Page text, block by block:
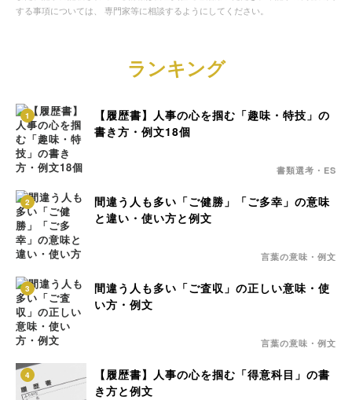
する事項については、 専門家等に相談するようにしてください。
ランキング
1
【履歴書】人事の心を掴む「趣味・特技」の
書き方・例文18個
書類選考・ES
2
間違う人も多い「ご健勝」「ご多幸」の意味
と違い・使い方と例文
言葉の意味・例文
3
間違う人も多い「ご査収」の正しい意味・使
い方・例文
言葉の意味・例文
4
【履歴書】人事の心を掴む「得意科目」の書
き方と例文